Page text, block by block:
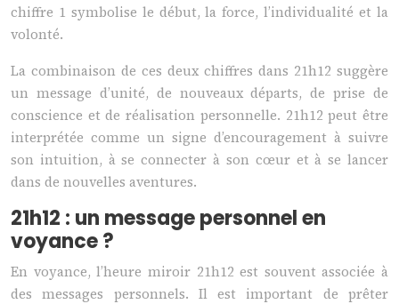
chiffre 1 symbolise le début, la force, l’individualité et la
volonté.
La combinaison de ces deux chiffres dans 21h12 suggère
un message d’unité, de nouveaux départs, de prise de
conscience et de réalisation personnelle. 21h12 peut être
interprétée comme un signe d’encouragement à suivre
son intuition, à se connecter à son cœur et à se lancer
dans de nouvelles aventures.
21h12 : un message personnel en
voyance ?
En voyance, l’heure miroir 21h12 est souvent associée à
des messages personnels. Il est important de prêter